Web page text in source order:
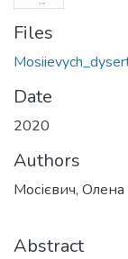
Files
Date
2020
Authors
Moсієвич, Олена
Abstract